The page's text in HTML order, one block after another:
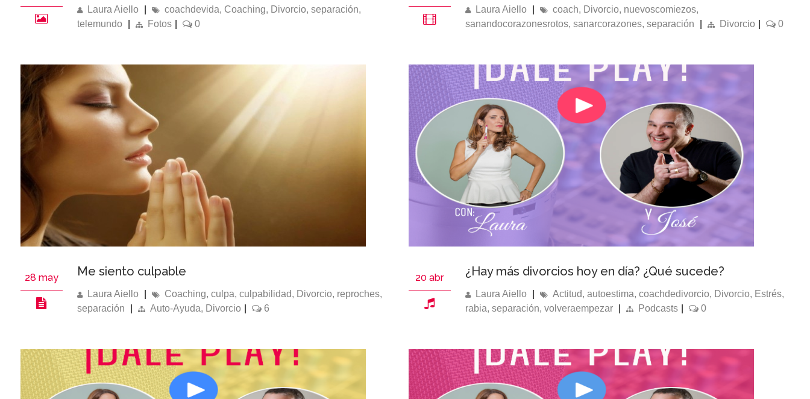
Laura Aiello coachdevida, Coaching, Divorcio, separación,
telemundo
Fotos 0
Laura Aiello coach, Divorcio, nuevoscomiezos,
sanandocorazonesrotos, sanarcorazones, separación Divorcio 0
28 may Me siento culpable
Laura Aiello Coaching, culpa, culpabilidad, Divorcio, reproches,
separación
Auto-Ayuda, Divorcio 6
20 abr ¿Hay más divorcios hoy en día? ¿Qué sucede?
Laura Aiello Actitud, autoestima, coachdedivorcio, Divorcio, Estrés,
rabia, separación, volveraempezar Podcasts 0